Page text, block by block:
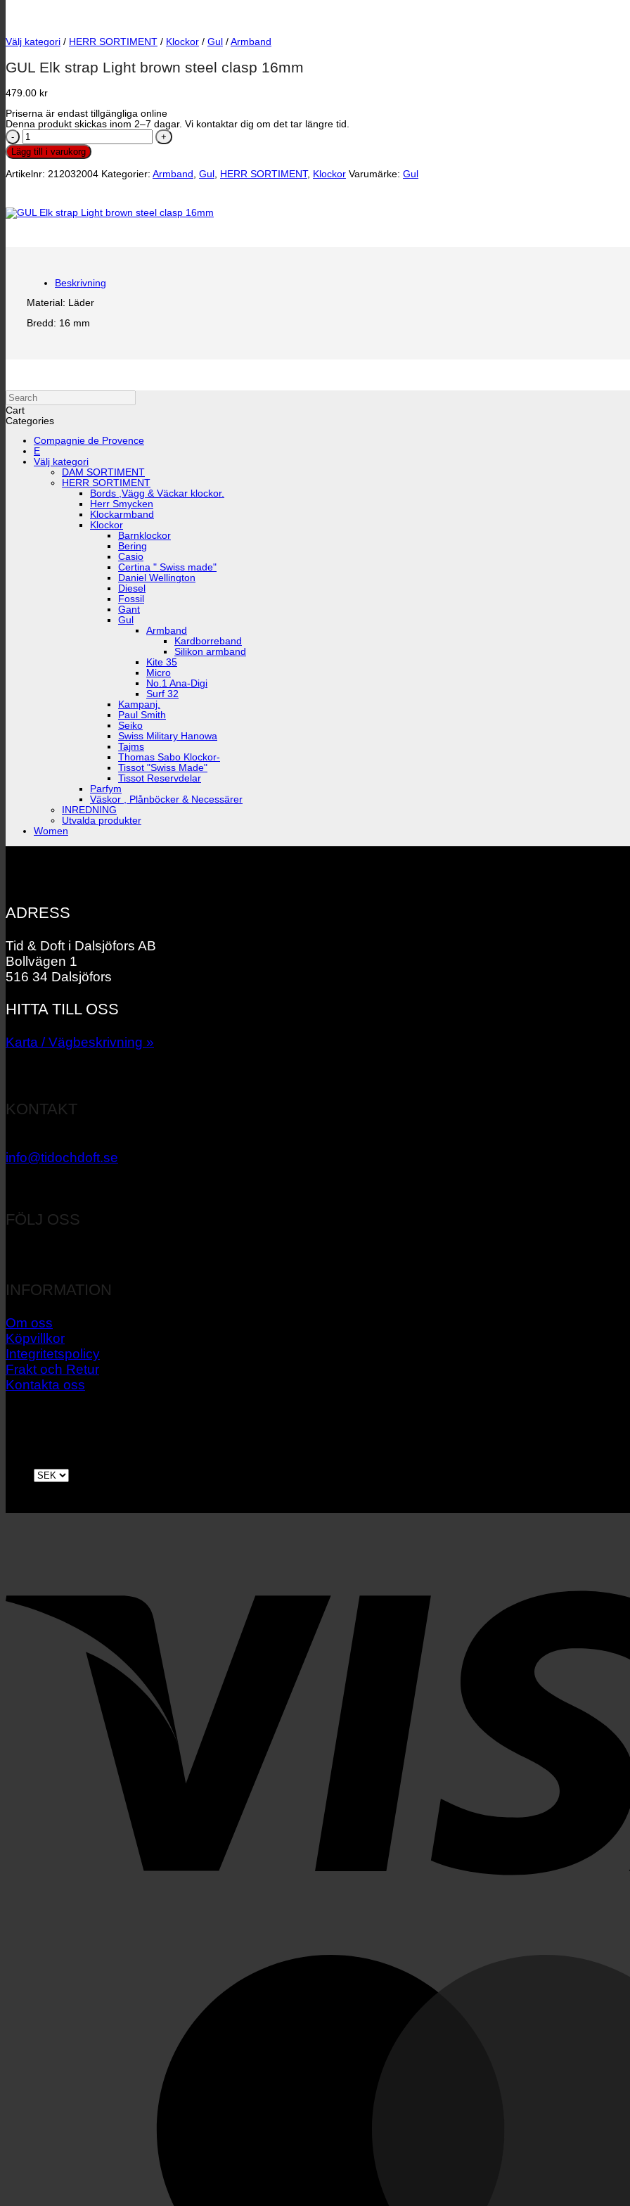
Välj kategori / HERR SORTIMENT / Klockor / Gul / Armband
GUL Elk strap Light brown steel clasp 16mm
479.00 kr
Priserna är endast tillgängliga online
Denna produkt skickas inom 2–7 dagar. Vi kontaktar dig om det tar längre tid.
GUL
Elk
strap
brown
16mm
mängd
Lägg till i varukorg
Artikelnr: 212032004 Kategorier: Armband Gul HERR SORTIMENT, Klockor Varumärke: Gul
Beskrivning
Material: Läder
Bredd: 16 mm
Search
Cart
Categories
Compagnie de Provence
E
Välj kategori
DAM SORTIMENT
HERR SORTIMENT
Bords ,Vägg & Väckar klockor.
Herr Smycken
Klockarmband
Klockor
Barnklockor
Bering
Casio
Certina " Swiss made"
Daniel Wellington
Diesel
Fossil
Gant
Gul
Armband
Kardborreband
Silikon armband
Kite 35
Micro
No.1 Ana-Digi
Surf 32
Kampanj.
Paul Smith
Seiko
Swiss Military Hanowa
Tajms
Thomas Sabo Klockor-
Tissot "Swiss Made"
Tissot Reservdelar
Parfym
Väskor , Plånböcker & Necessärer
INREDNING
Utvalda produkter
Women
ADRESS
Tid & Doft i Dalsjöfors AB
Bollvägen 1
516 34 Dalsjöfors
HITTA TILL OSS
Karta / Vägbeskrivning »
KONTAKT
info@tidochdoft.se
FÖLJ OSS
INFORMATION
Om oss
Köpvillkor
Integritetspolicy
Frakt och Retur
Kontakta oss